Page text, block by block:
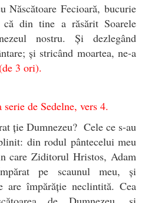
Născătoare Fecioară, bucurie
din tine a răsărit Soarele
nostru. Și dezlegând
și stricând moartea, ne-a
3 ori).
serie de Sedelne, vers 4.
ție Dumnezeu? Cele ce s-au
din rodul pântecelui meu
care Ziditorul Hristos, Adam
pe scaunul meu, și
are împărăție neclintită. Cea